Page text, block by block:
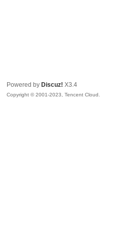
Powered by Discuz! X3.4
Copyright © 2001-2023, Tencent Cloud.